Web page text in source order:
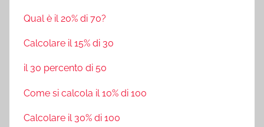
Qual è il 20% di 70?
Calcolare il 15% di 30
il 30 percento di 50
Come si calcola il 10% di 100
Calcolare il 30% di 100